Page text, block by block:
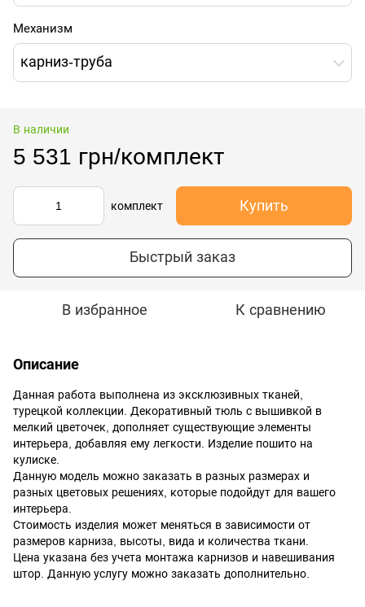
Механизм
карниз-труба
В наличии
5 531 грн/комплект
комплект Купить
Быстрый заказ
В избранное К сравнению
Описание
Данная работа выполнена из эксклюзивных тканей,
турецкой коллекции. Декоративный тюль с вышивкой в
мелкий цветочек, дополняет существующие элементы
интерьера, добавляя ему легкости. Изделие пошито на
кулиске.
Данную модель можно заказать в разных размерах и
разных цветовых решениях, которые подойдут для вашего
интерьера.
Стоимость изделия может меняться в зависимости от
размеров карниза, высоты, вида и количества ткани.
Цена указана без учета монтажа карнизов и навешивания
штор. Данную услугу можно заказать дополнительно.